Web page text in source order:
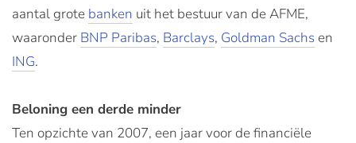
aantal grote banken uit het bestuur van de AFME,
waaronder BNP Paribas, Barclays, Goldman Sachs en
ING.
Beloning een derde minder
Ten opzichte van 2007, een jaar voor de financiële